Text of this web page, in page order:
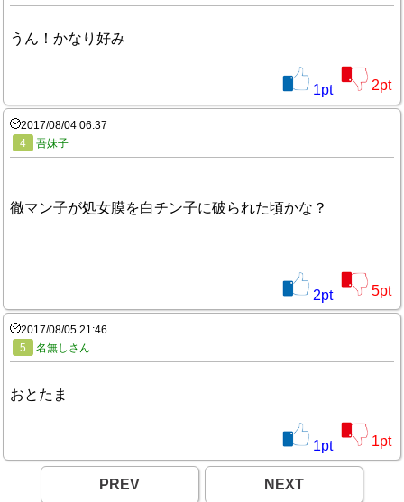
うん！かなり好み
1pt 2pt
2017/08/04 06:37
4
吾妹子
徹マン子が処女膜を白チン子に破られた頃かな？
2pt 5pt
2017/08/05 21:46
5
名無しさん
おとたま
1pt 1pt
PREV NEXT